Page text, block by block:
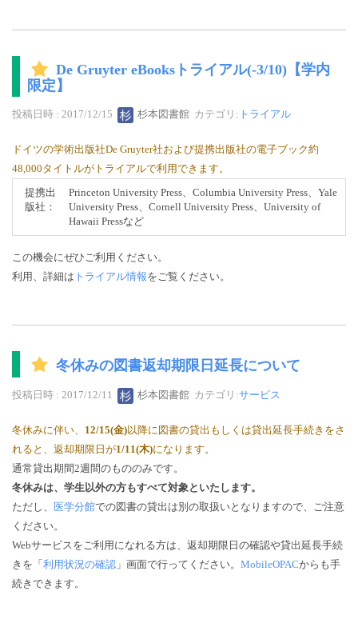
De Gruyter eBooksトライアル(-3/10)【学内
限定】
投稿日時 : 2017/12/15 杉本図書館 カテゴリ: トライアル
ドイツの学術出版社De Gruyter社および提携出版社の電子ブック約
48,000タイトルがトライアルで利用できます。
提携出
版社：
Princeton University Press、Columbia University Press、Yale
University Press、Cornell University Press、University of
Hawaii Pressなど
この機会にぜひご利用ください。
利用、詳細は トライアル情報をご覧ください。
冬休みの図書返却期限日延長について
投稿日時 : 2017/12/11 杉本図書館 カテゴリ:サービス
冬休みに伴い、 12/15(金)以降に図書の貸出もしくは貸出延長手続きをさ
れると、返却期限日が1/11(木)になります。
通常貸出期間2週間のもののみです。
冬休みは、学生以外の方もすべて対象といたします。
ただし、 医学分館での図書の貸出は別の取扱いとなりますので、ご注意
ください。
Webサービスをご利用になれる方は、返却期限日の確認や貸出延長手続
きを「利用状況の確認 」画面で行ってください。 MobileOPACからも手
続きできます。